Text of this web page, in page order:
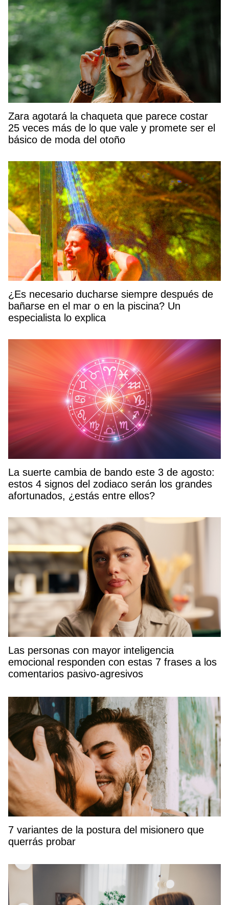
Zara agotará la chaqueta que parece costar
25 veces más de lo que vale y promete ser el
básico de moda del otoño
¿Es necesario ducharse siempre después de
bañarse en el mar o en la piscina? Un
especialista lo explica
La suerte cambia de bando este 3 de agosto:
estos 4 signos del zodiaco serán los grandes
afortunados, ¿estás entre ellos?
Las personas con mayor inteligencia
emocional responden con estas 7 frases a los
comentarios pasivo-agresivos
7 variantes de la postura del misionero que
querrás probar